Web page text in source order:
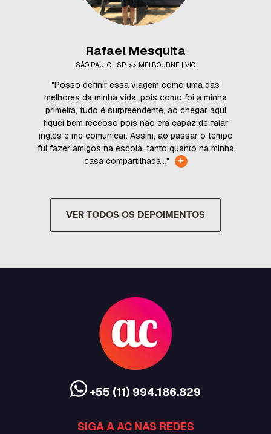
Rafael Mesquita
SÃO PAULO | SP >> MELBOURNE | VIC
"Posso definir essa viagem como uma das
melhores da minha vida, pois como foi a minha
primeira, tudo é surpreendente, ao chegar aqui
fiquei bem receoso pois não era capaz de falar
inglês e me comunicar. Assim, ao passar o tempo
fui fazer amigos na escola, tanto quanto na minha
casa compartilhada..."
+
VER TODOS OS DEPOIMENTOS
+55 (11) 994.186.829
SIGA A AC NAS REDES